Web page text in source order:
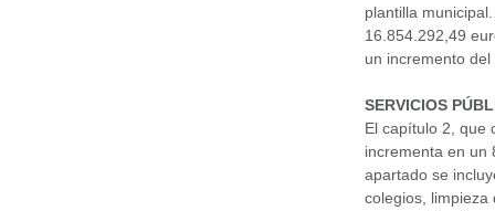
plantilla
16.854.292,49
un incremento
SERVICIOS
El capítulo 2, que
incrementa en un
apartado se
colegios, limpieza